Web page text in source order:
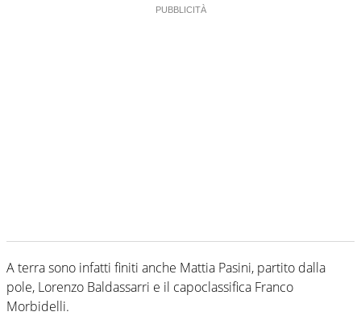
A terra sono infatti finiti anche Mattia Pasini, partito dalla
pole, Lorenzo Baldassarri e il capoclassifica Franco
Morbidelli.